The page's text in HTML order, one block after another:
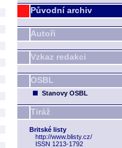
Původní archiv
Autoři
Vzkaz redakci
OSBL
Stanovy OSBL
Tiráž
Britské listy
http://www.blisty.cz/
ISSN 1213-1792